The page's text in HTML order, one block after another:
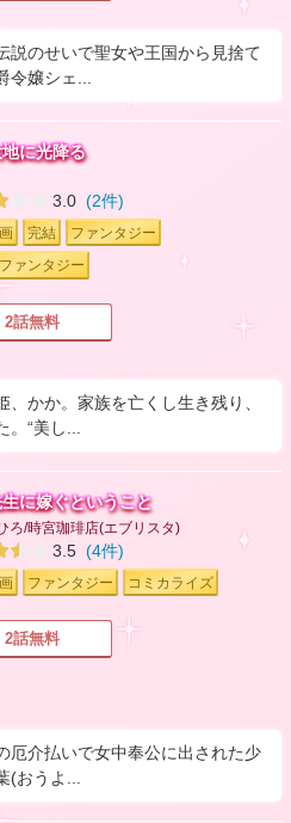
説のせいで聖女や王国から見捨て
嬢シェ...
に光降る
3.0 (2件)
完結
ファンタジー
ァンタジー
2話無料
かか。家族を亡くし生き残り、
“美し...
に嫁ぐということ
ろ/時宮珈琲店(エブリスタ)
3.5 (4件)
ファンタジー コミカライズ
2話無料
厄介払いで女中奉公に出された少
おうよ...